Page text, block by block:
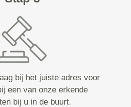
bij het juiste adres voor
een van onze erkende
bij u in de buurt.